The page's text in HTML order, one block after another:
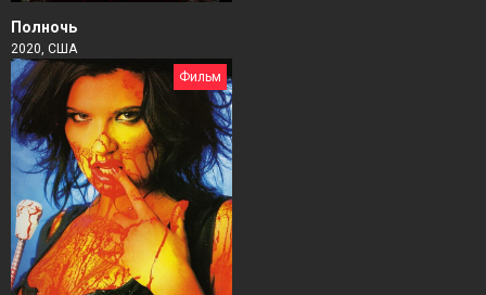
Полночь
2020, США
Фильм